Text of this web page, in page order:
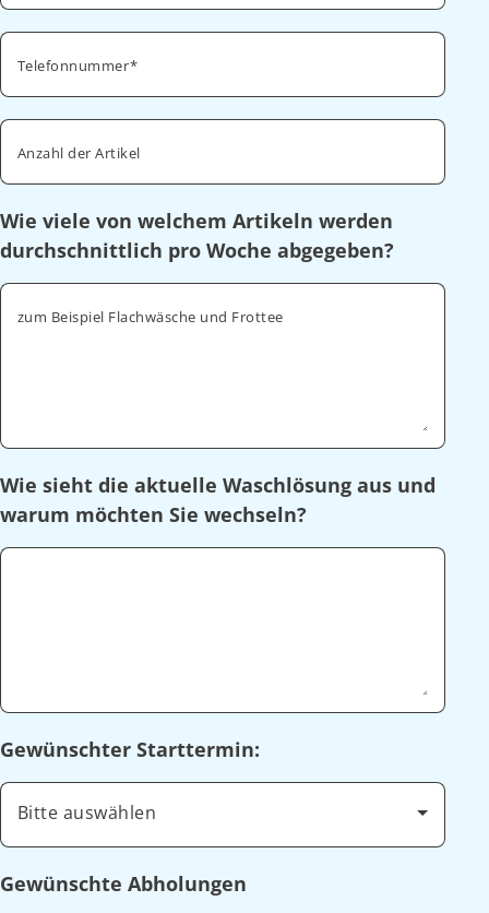
Telefonnummer
Anzahl der Artikel
Wie viele von welchem Artikeln werden
durchschnittlich pro Woche abgegeben?
zum Beispiel Flachwäsche und Frottee
Wie sieht die aktuelle Waschlösung aus und
warum möchten Sie wechseln?
Gewünschter Starttermin:
Bitte auswählen
Gewünschte Abholungen